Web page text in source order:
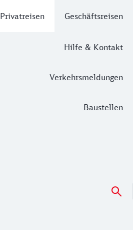
Privatreisen Geschäftsreisen
Hilfe & Kontakt
Verkehrsmeldungen
Baustellen